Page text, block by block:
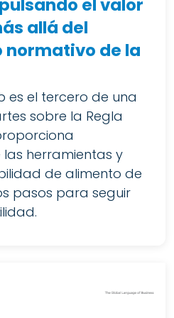
el valor
allá del
de la
es el tercero de una
sobre la Regla
herramientas y
de alimento de
pasos para seguir